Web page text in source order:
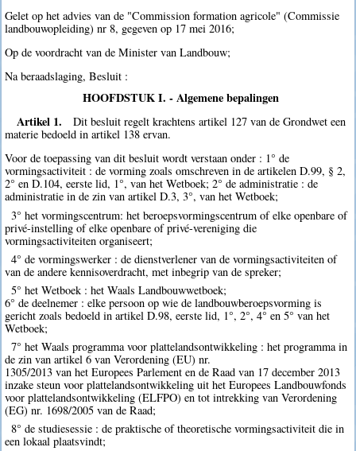
Gelet op het advies van de "Commission formation agricole" (Commissie
landbouwopleiding) nr 8, gegeven op 17 mei 2016;
Op de voordracht van de Minister van Landbouw;
Na beraadslaging, Besluit :
HOOFDSTUK I. - Algemene bepalingen
Artikel 1.
Dit besluit regelt krachtens artikel 127 van de Grondwet een
materie bedoeld in artikel 138 ervan.
Voor de toepassing van dit besluit wordt verstaan onder : 1° de
vormingsactiviteit : de vorming zoals omschreven in de artikelen D.99, § 2,
2° en D.104, eerste lid, 1°, van het Wetboek; 2° de administratie : de
administratie in de zin van artikel D.3, 3°, van het Wetboek;
3° het vormingscentrum: het beroepsvormingscentrum of elke openbare of
privé-instelling of elke openbare of privé-vereniging die
vormingsactiviteiten organiseert;
4° de vormingswerker : de dienstverlener van de vormingsactiviteiten of
van de andere kennisoverdracht, met inbegrip van de spreker;
5° het Wetboek : het Waals Landbouwwetboek;
6° de deelnemer : elke persoon op wie de landbouwberoepsvorming is
gericht zoals bedoeld in artikel D.98, eerste lid, 1°, 2°, 4° en 5° van het
Wetboek;
7° het Waals programma voor plattelandsontwikkeling : het programma in
de zin van artikel 6 van Verordening (EU) nr.
1305/2013 van het Europees Parlement en de Raad van 17 december 2013
inzake steun voor plattelandsontwikkeling uit het Europees Landbouwfonds
voor plattelandsontwikkeling (ELFPO) en tot intrekking van Verordening
(EG) nr. 1698/2005 van de Raad;
8° de studiesessie : de praktische of theoretische vormingsactiviteit die in
een lokaal plaatsvindt;